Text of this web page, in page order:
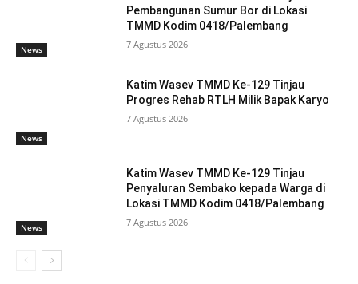
News
Pembangunan Sumur Bor di Lokasi
TMMD Kodim 0418/Palembang
7 Agustus 2026
News
Katim Wasev TMMD Ke-129 Tinjau
Progres Rehab RTLH Milik Bapak Karyo
7 Agustus 2026
News
Katim Wasev TMMD Ke-129 Tinjau
Penyaluran Sembako kepada Warga di
Lokasi TMMD Kodim 0418/Palembang
7 Agustus 2026